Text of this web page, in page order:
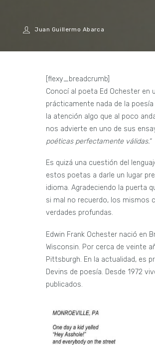
Juan Guillermo Abarca
[flexy_breadcrumb]
Conocí al poeta Ed Ochester
prácticamente nada de la
la atención algo que al poco
nos advierte en uno de sus
poéticas perfectamente válidas.”
Es quizá una cuestión del
estos poetas a darle un lugar
idioma. Agradeciendo la puerta
si mal no recuerdo, los mismos
verdades profundas.
Edwin Frank Ochester nació en
Wisconsin. Por cerca de veinte
Pittsburgh. En la actualidad, es
Devins de poesía. Desde 1972
publicados.